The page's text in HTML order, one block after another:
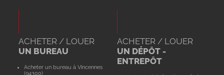
ACHETER / LOUER
UN BUREAU
Acheter un bureau à Vincennes
(94300)
ACHETER / LOUER
UN DÉPÔT -
ENTREPÔT